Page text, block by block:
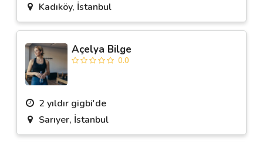
Kadıköy, İstanbul
Açelya Bilge
0.0
2 yıldır gigbi'de
Sarıyer, İstanbul